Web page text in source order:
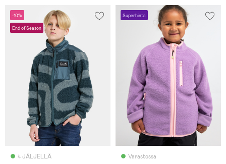
-10%
End of Season
4 JÄLJELLÄ
Superhinta
Varastossa